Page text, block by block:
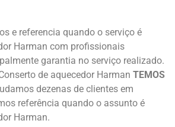
e referencia quando o serviço é
Harman com profissionais
garantia no serviço realizado.
de aquecedor Harman TEMOS
dezenas de clientes em
referência quando o assunto é
Harman.